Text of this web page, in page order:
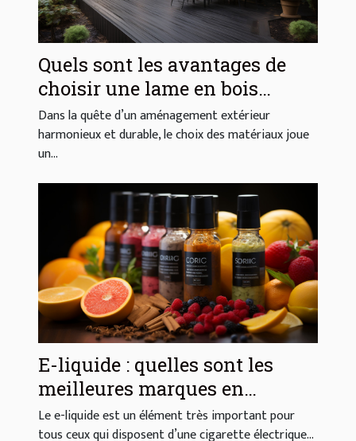
Quels sont les avantages de
choisir une lame en bois
composite pour votre extérieur
?
Dans la quête d’un aménagement extérieur
harmonieux et durable, le choix des matériaux joue
un...
E-liquide : quelles sont les
meilleures marques en
France ?
Le e-liquide est un élément très important pour
tous ceux qui disposent d’une cigarette électrique...